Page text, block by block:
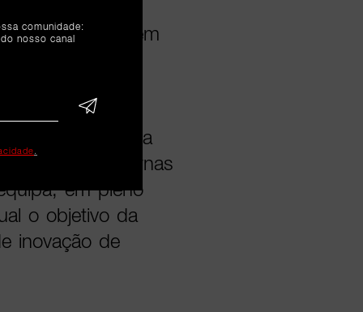
sem terem
de Marca, Rita
relações externas
em pleno
o objetivo da
inovação de
comunidade:
nosso canal